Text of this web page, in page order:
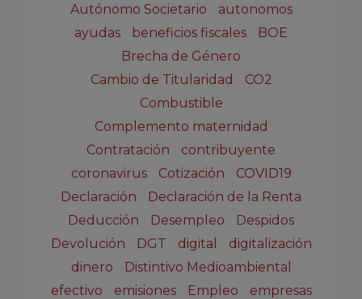
Autónomo Societario
autonomos
ayudas
beneficios fiscales
BOE
Brecha de Género
Cambio de Titularidad
CO2
Combustible
Complemento maternidad
Contratación
contribuyente
coronavirus
Cotización
COVID19
Declaración
Declaración de la Renta
Deducción
Desempleo
Despidos
Devolución
DGT digital
digitalización
dinero
Distintivo Medioambiental
efectivo
emisiones Empleo
empresas